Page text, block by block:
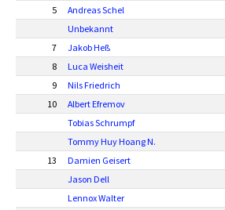
5
Andreas Schel
Unbekannt
7
Jakob Heß
8
Luca Weisheit
9
Nils Friedrich
10
Albert Efremov
Tobias Schrumpf
Tommy Huy Hoang N.
13
Damien Geisert
Jason Dell
Lennox Walter